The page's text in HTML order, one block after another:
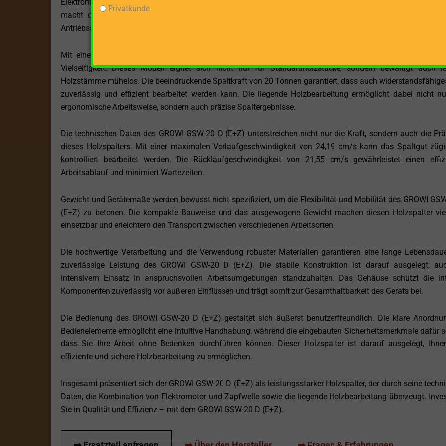
Elektromotor des GROWI GSW-20 D (E+Z). Diese leistungsstarke Kombination aus Elektromotor und
macht diesen Holzspalter besonders flexibel und vielseitig einsetzbar. Die Möglichkeit, zwischen den
Antriebsarten zu wählen, ermöglicht eine Anpassung an unterschiedliche Arbeitssituationen und
Mit einer maximalen Spaltgutlänge von 116 cm setzt der GROWI GSW-20 D (E+Z) neue Maßstäbe in
Vielseitigkeit. Dieses Modell eignet sich nicht nur für Standardholzstücke, sondern bewältigt auch
Holzstämme mühelos. Die beeindruckende Spaltkraft von 20 Tonnen garantiert, dass auch
zuverlässig und effizient bearbeitet werden kann. Die liegende Holzbearbeitung ermöglicht dabei nicht
ergonomische Arbeitsweise, sondern auch präzise Spaltergebnisse.
Die technischen Daten des GROWI GSW-20 D (E+Z) unterstreichen nicht nur die Kraft, sondern auch die
dieses Holzspalters. Mit einer maximalen Vorlaufgeschwindigkeit von 24,19 cm/s kann das Spaltgut
kontrolliert bearbeitet werden. Die Rücklaufgeschwindigkeit von 21,55 cm/s gewährleistet einen
Arbeitsablauf und minimiert Wartezeiten.
Gewicht und Gerätemaße werden bewusst nicht spezifiziert, um die Flexibilität und Mobilität des GROWI
(E+Z) zu betonen. Die kompakte Bauweise und das ausgewogene Gewicht machen diesen Holzspalter
einsetzbar und erleichtern den Transport zwischen verschiedenen Arbeitsorten.
Die hochwertige Verarbeitung und die Verwendung robuster Materialien garantieren eine lange
zuverlässige Leistung des GROWI GSW-20 D (E+Z). Die stabile Konstruktion ist darauf ausgelegt,
intensivem Einsatz in anspruchsvollen Arbeitsumgebungen standzuhalten. Das Gehäuse schützt die
Komponenten zuverlässig vor äußeren Einflüssen und trägt somit zur Gesamthaltbarkeit des Geräts bei.
Die Bedienung des GROWI GSW-20 D (E+Z) gestaltet sich äußerst benutzerfreundlich. Die klare
Bedienelemente ermöglicht eine intuitive Handhabung, während die eingebauten Sicherheitsmerkmale dafür
dass Sie Ihre Arbeit ohne Bedenken durchführen können. Dieser Holzspalter ist darauf ausgelegt,
effiziente und sichere Holzbearbeitung zu ermöglichen.
Insgesamt präsentiert sich der GROWI GSW-20 D (E+Z) als leistungsstarker Holzspalter, der durch seine
Daten, die Kombination von Elektromotor und Zapfwelle sowie die liegende Holzbearbeitung überzeugt.
Sie in Qualität und Effizienz – mit dem GROWI GSW-20 D (E+Z).
Privatkunde